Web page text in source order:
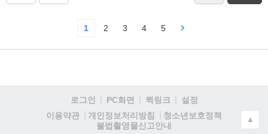
1 2 3 4 5
로그인 PC화면 퀵링크
설정
이용약관
개인정보처리방침
청소년보호정책
불법촬영물신고안내
▲